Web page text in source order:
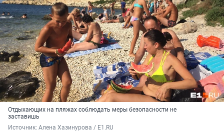
Отдыхающих на пляжах соблюдать меры безопасности не
заставишь
Источник: Алена Хазинурова / E1.RU